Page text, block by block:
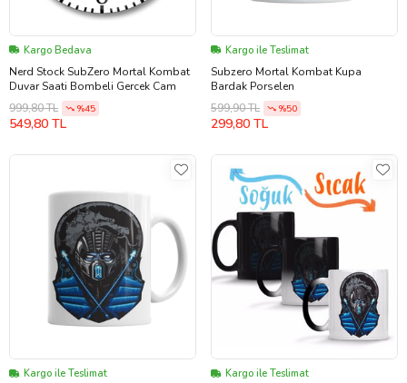
Kargo Bedava
Nerd Stock SubZero Mortal Kombat
Duvar Saati Bombeli Gercek Cam
999,80 TL
%45
549,80 TL
Kargo ile Teslimat
Subzero Mortal Kombat Kupa
Bardak Porselen
599,90 TL
%50
299,80 TL
Kargo ile Teslimat Kargo ile Teslimat